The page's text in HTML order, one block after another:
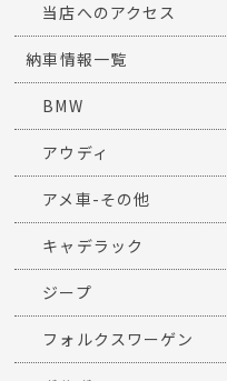
当店へのアクセス
納車情報一覧
BMW
アウディ
アメ車-その他
キャデラック
ジープ
フォルクスワーゲン